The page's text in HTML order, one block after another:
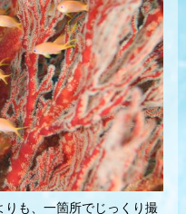
も、一箇所でじっくり撮